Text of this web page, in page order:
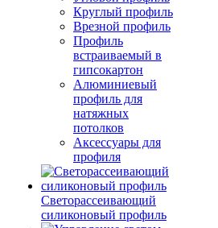
Круглый профиль
Врезной профиль
Профиль
встраиваемый в
гипсокартон
Алюминиевый
профиль для
натяжных
потолков
Аксессуары для
профиля
Светорассеивающий
силиконовый профиль